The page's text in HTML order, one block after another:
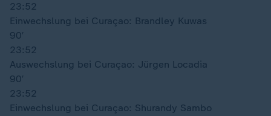
23:52
Einwechslung bei Curaçao: Brandley Kuwas
90′
23:52
Auswechslung bei Curaçao: Jürgen Locadia
90′
23:52
Einwechslung bei Curaçao: Shurandy Sambo